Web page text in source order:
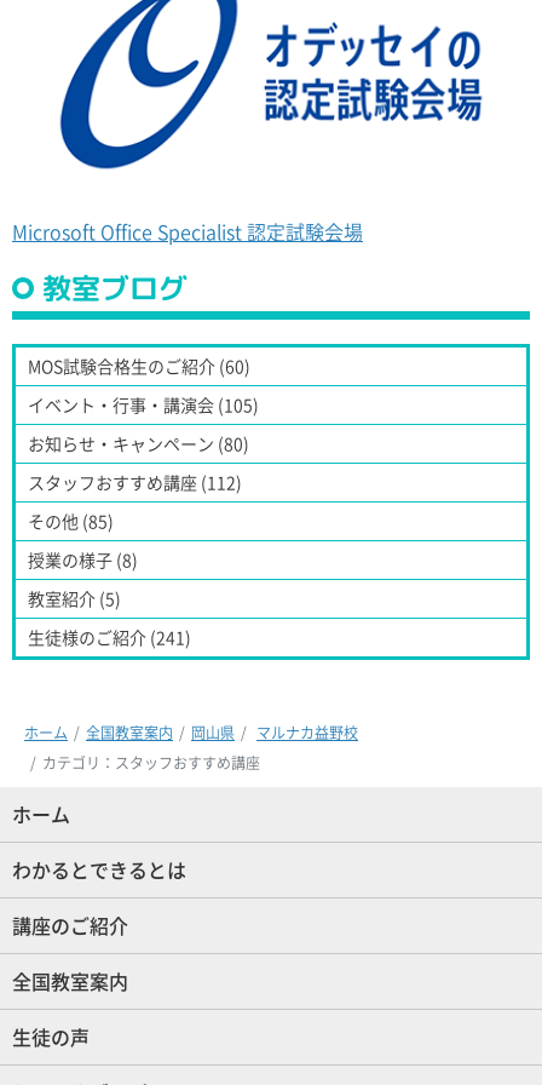
Microsoft Office Specialist 認定試験会場
教室ブログ
MOS試験合格生のご紹介 (60)
イベント・行事・講演会 (105)
お知らせ・キャンペーン (80)
スタッフおすすめ講座 (112)
その他 (85)
授業の様子 (8)
教室紹介 (5)
生徒様のご紹介 (241)
ホーム 全国教室案内 岡山県
マルナカ益野校
カテゴリ：スタッフおすすめ講座
ホーム
わかるとできるとは
講座のご紹介
全国教室案内
生徒の声